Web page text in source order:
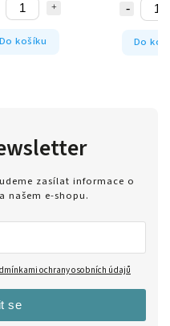
Do košíku Do
zasílat informace o
našem e-shopu.
ochrany osobních údajů
se